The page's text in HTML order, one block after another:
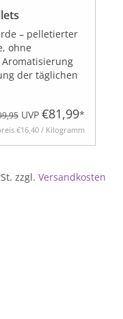
– pelletierter
ohne
der täglichen
UVP €81,99*
€16,40 / Kilogramm
zzgl. Versandkosten